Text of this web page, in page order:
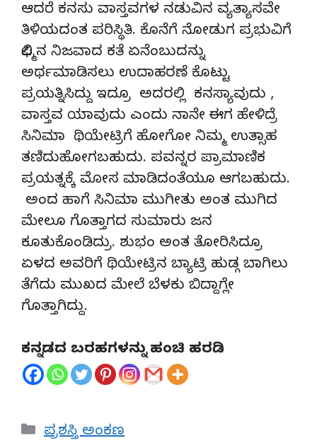
ಆದರೆ ಕನಸು ವಾಸ್ತವಗಳ ನಡುವಿನ ವ್ಯತ್ಯಾಸವೇ
ತಿಳಿಯದಂತ ಪರಿಸ್ಥಿತಿ. ಕೊನೆಗೆ ನೋಡುಗ ಪ್ರಭುವಿಗೆ
ಫಿಲ್ಮಿನ ನಿಜವಾದ ಕತೆ ಏನೆಂಬುದನ್ನು
ಅರ್ಥಮಾಡಿಸಲು ಉದಾಹರಣೆ ಕೊಟ್ಟು
ಪ್ರಯತ್ನಿಸಿದ್ದು ಇದ್ರೂ ಅದರಲ್ಲಿ ಕನಸ್ಯಾವುದು ,
ವಾಸ್ತವ ಯಾವುದು ಎಂದು ನಾನೇ ಈಗ ಹೇಳಿದ್ರೆ
ಸಿನಿಮಾ ಥಿಯೇಟ್ರಿಗೆ ಹೋಗೋ ನಿಮ್ಮ ಉತ್ಸಾಹ
ತಣಿದುಹೋಗಬಹುದು. ಪವನ್ನರ ಪ್ರಾಮಾಣಿಕ
ಪ್ರಯತ್ನಕ್ಕೆ ಮೋಸ ಮಾಡಿದಂತೆಯೂ ಆಗಬಹುದು.
ಅಂದ ಹಾಗೆ ಸಿನಿಮಾ ಮುಗೀತು ಅಂತ ಮುಗಿದ
ಮೇಲೂ ಗೊತ್ತಾಗದ ಸುಮಾರು ಜನ
ಕೂತುಕೊಂಡಿದ್ರು. ಶುಭಂ ಅಂತ ತೋರಿಸಿದ್ರೂ
ಏಳದ ಅವರಿಗೆ ಥಿಯೇಟ್ರಿನ ಬ್ಯಾಟ್ರಿ ಹುಡ್ಗ ಬಾಗಿಲು
ತೆಗೆದು ಮುಖದ ಮೇಲೆ ಬೆಳಕು ಬಿದ್ದಾಗ್ಲೇ
ಗೊತ್ತಾಗಿದ್ದು.
ಕನ್ನಡದ ಬರಹಗಳನ್ನು ಹಂಚಿ ಹರಡಿ
Categories
ಪ್ರಶಸ್ತಿ ಅಂಕಣ